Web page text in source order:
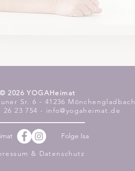
​© 2026 YOGAHeimat
Sr. 6 - 41236 Mönchengladbach
26 23 754 - info@yogaheimat.de
Folge Isa
& Datenschutz